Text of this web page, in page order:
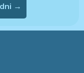
Nem akarok lemaradni →